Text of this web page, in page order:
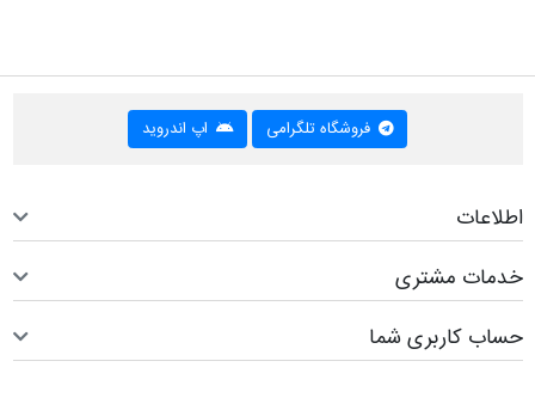
فروشگاه تلگرامی اپ اندروید
اطلاعات
خدمات مشتری
حساب کاربری شما